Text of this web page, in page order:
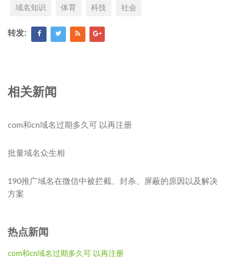
域名知识 体育 科技 社会
转发:
相关新闻
com和cn域名过期多久可 以再注册
批量域名众生相
190推广域名在微信中被拦截、封杀、屏蔽的原因以及解决
方案
热点新闻
com和cn域名过期多久可 以再注册